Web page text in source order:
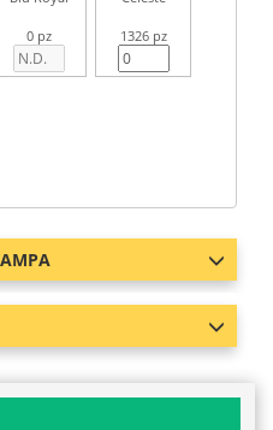
0 pz 1326 pz